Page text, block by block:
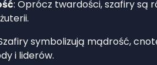
: Oprócz twardości, szafiry są
symbolizują mądrość,
i liderów.